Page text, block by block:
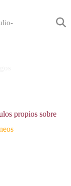
propios sobre